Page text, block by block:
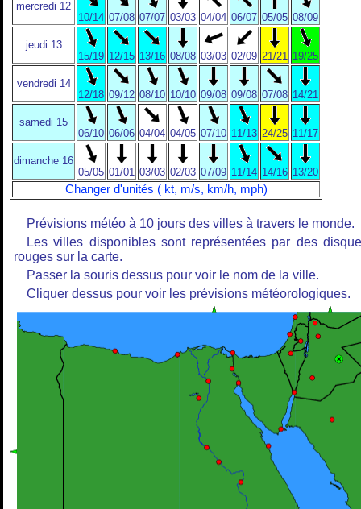
mercredi 12
10/14 07/08 07/07 03/03 04/04 06/07 05/05 08/09
jeudi 13
15/19 12/15 13/16 08/08 03/03 02/09 21/21 19/25
vendredi 14
12/18 09/12 08/10 10/10 09/08 09/08 07/08 14/21
samedi 15
06/10 06/06 04/04 04/05 07/10 11/13 24/25 11/17
dimanche 16
05/05 01/01 03/03 02/03 07/09 11/14 14/16 13/20
Changer d'unités ( kt, m/s, km/h, mph)
Prévisions météo à 10 jours des villes à travers le monde.
Les villes disponibles sont représentées par des
rouges sur la carte.
Passer la souris dessus pour voir le nom de la ville.
Cliquer dessus pour voir les prévisions météorologiques.